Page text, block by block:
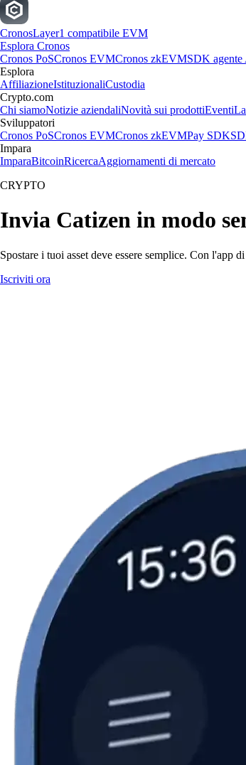
CronosLayer1 compatibile EVM
Esplora Cronos
Cronos PoSCronos EVMCronos zkEVMSDK agente
Esplora
AffiliazioneIstituzionaliCustodia
Crypto.com
Chi siamoNotizie aziendaliNovità sui prodottiEventi
Sviluppatori
Cronos PoSCronos EVMCronos zkEVMPay SDK
Impara
ImparaBitcoinRicercaAggiornamenti di mercato
CRYPTO
Invia Catizen in modo
Spostare i tuoi asset deve essere semplice. Con
Iscriviti ora